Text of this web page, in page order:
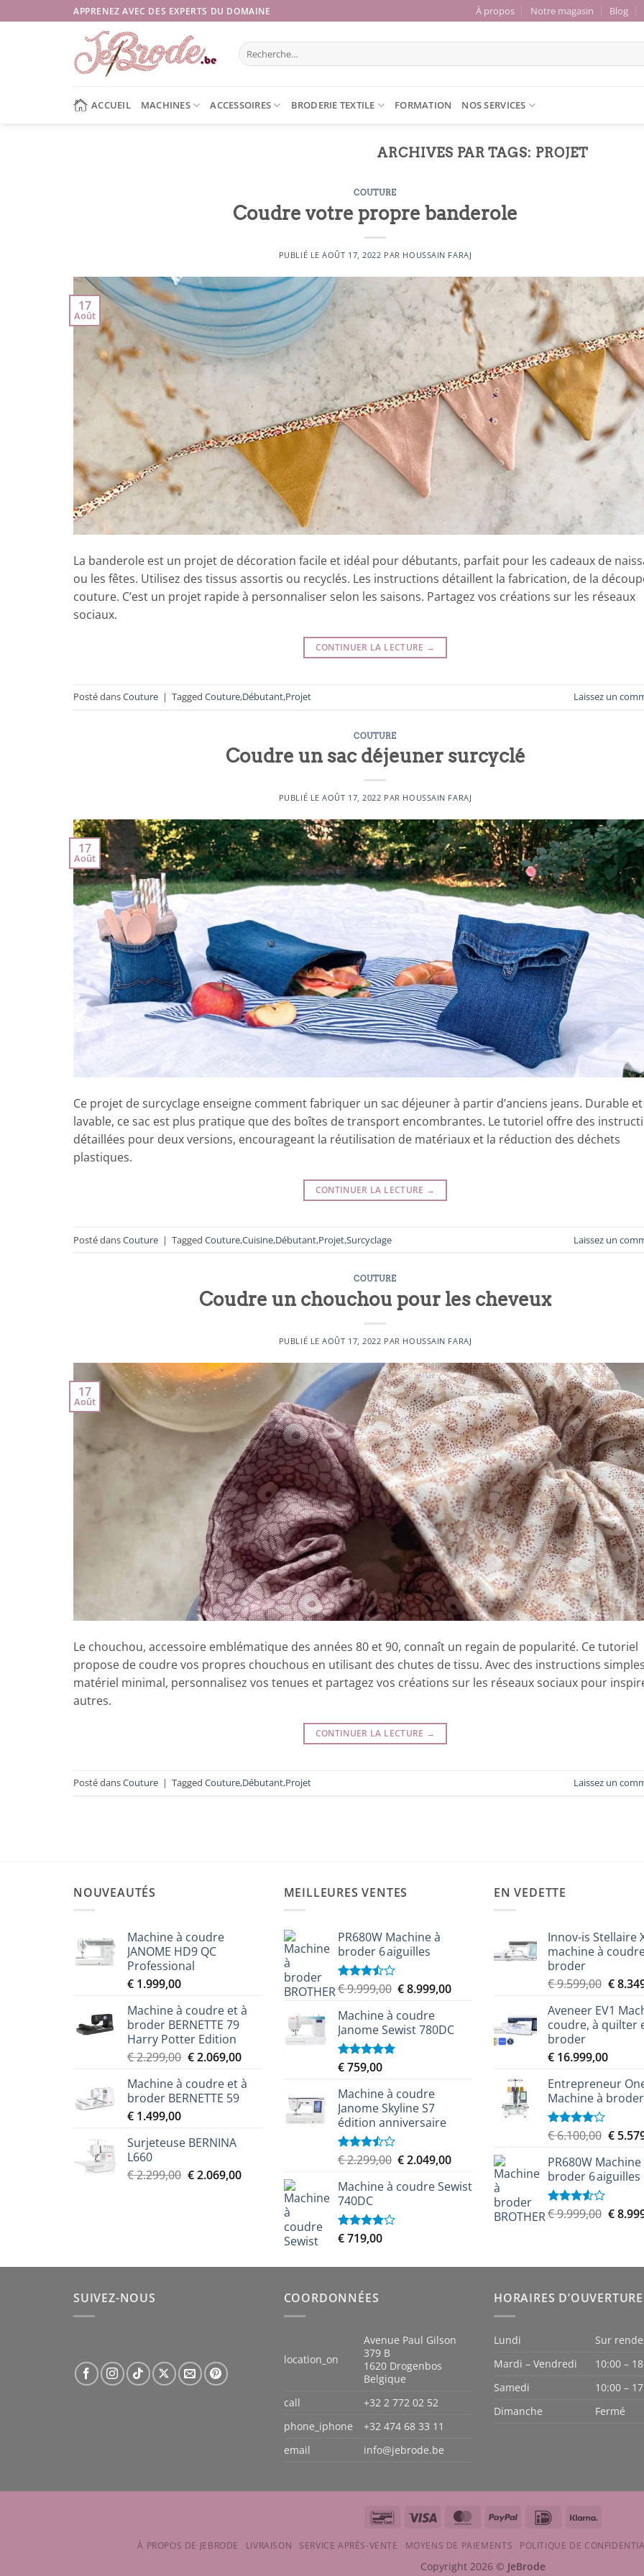
au
APPRENEZ AVEC DES EXPERTS DU DOMAINE À propos Notre magasin Blog
Recherche
pour :
ACCUEIL MACHINES ACCESSOIRES BRODERIE TEXTILE FORMATION NOS SERVICES
ARCHIVES PAR TAGS: PROJET
COUTURE
Coudre votre propre banderole
PUBLIÉ LEAOÛT 17, 2022 PAR HOUSSAIN FARAJ
17
Août
La banderole est un projet de décoration facile et idéal pour débutants, parfait pour les cadeaux de
ou les fêtes. Utilisez des tissus assortis ou recyclés. Les instructions détaillent la fabrication, de la
couture. C’est un projet rapide à personnaliser selon les saisons. Partagez vos créations sur les réseaux
sociaux.
CONTINUER LA LECTURE →
Posté dansCouture | Tagged Couture,Débutant,Projet Laissez un
COUTURE
Coudre un sac déjeuner surcyclé
PUBLIÉ LEAOÛT 17, 2022 PAR HOUSSAIN FARAJ
17
Août
Ce projet de surcyclage enseigne comment fabriquer un sac déjeuner à partir d’anciens jeans. Durable et
lavable, ce sac est plus pratique que des boîtes de transport encombrantes. Le tutoriel offre des
détaillées pour deux versions, encourageant la réutilisation de matériaux et la réduction des déchets
plastiques.
CONTINUER LA LECTURE →
Posté dansCouture | Tagged Couture,Cuisine,Débutant,Projet,Surcyclage Laissez un
COUTURE
Coudre un chouchou pour les cheveux
PUBLIÉ LEAOÛT 17, 2022 PAR HOUSSAIN FARAJ
17
Août
Le chouchou, accessoire emblématique des années 80 et 90, connaît un regain de popularité. Ce tutoriel
propose de coudre vos propres chouchous en utilisant des chutes de tissu. Avec des instructions
matériel minimal, personnalisez vos tenues et partagez vos créations sur les réseaux sociaux pour
autres.
CONTINUER LA LECTURE →
Posté dansCouture | Tagged Couture,Débutant,Projet Laissez un
NOUVEAUTÉS
Machine à coudre
JANOME HD9 QC
Professional
€ 1.999,00
Machine à coudre et à
broder BERNETTE 79
Harry Potter Edition
€2.299,00 Le
initial
était :
€2.069,00Le
actuel
€ 2.069,00.
Machine à coudre et à
broder BERNETTE 59
€ 1.499,00
Surjeteuse BERNINA
L660
€2.299,00 Le
€2.069,00Le
€ 2.069,00.
MEILLEURES VENTES
PR680W Machine à
broder 6 aiguilles
Note
5
€9.999,00 Le
initial
était :
€8.999,00Le
est :
€ 8.999,00.
Machine à coudre
Janome Sewist 780DC
Note5.00
€759,00
Machine à coudre
Janome Skyline S7
édition anniversaire
Note
5
€2.299,00 Le
initial
€2.049,00Le
actuel
€ 2.049,00.
Machine à coudre Sewist
740DC
Note
€719,00
EN VEDETTE
Innov-is Stellaire
machine à
broder
€9.599,00 Le
initial
était :
€
Aveneer EV1
coudre, à quilter
broder
€ 16.999,00
Entrepreneur
Machine à broder
Note
5
€6.100,00 Le
initial
était :
€
PR680W Machine
broder 6 aiguilles
Note
€9.999,00 Le
€
SUIVEZ-NOUS
COORDONNÉES
location_on
Avenue Paul Gilson
379 B
1620 Drogenbos
Belgique
call
+32 2 772 02 52
phone_iphone
+32 474 68 33 11
email
info@jebrode.be
HORAIRES D’OUVERTURE
Lundi
Sur
Mardi – Vendredi
10:00 –
Samedi
10:00 –
Dimanche
Fermé
BancontactVisa MasterCardPayPal IDeal
À PROPOS DE JEBRODE LIVRAISON SERVICE APRÈS-VENTE MOYENS DE PAIEMENTS POLITIQUE DE
Copyright 2026 © JeBrode